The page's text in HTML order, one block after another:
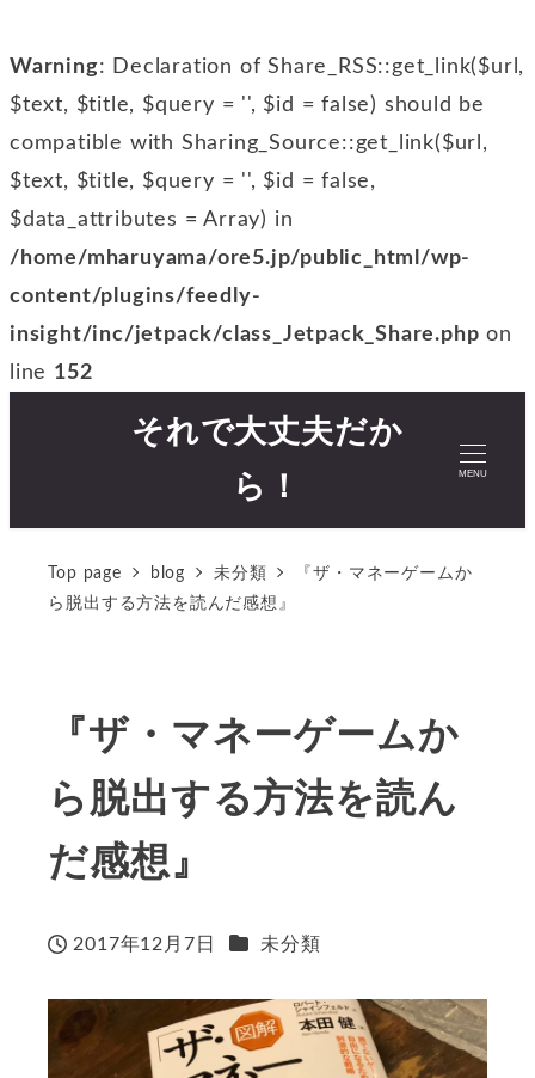
Warning: Declaration of Share_RSS::get_link($url,
$text, $title, $query = '', $id = false) should be
compatible with Sharing_Source::get_link($url,
$text, $title, $query = '', $id = false,
$data_attributes = Array) in
/home/mharuyama/ore5.jp/public_html/wp-
content/plugins/feedly-
insight/inc/jetpack/class_Jetpack_Share.php on
line 152
それで大丈夫だか
ら！
MENU
Top page blog 未分類
『ザ・マネーゲームか
ら脱出する方法を読んだ感想』
『ザ・マネーゲームか
ら脱出する方法を読ん
だ感想』
投稿日
2017年12月7日 カテゴリー
未分類